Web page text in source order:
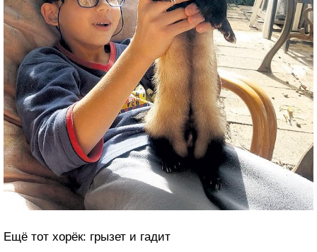
Ещё тот хорёк: грызет и гадит